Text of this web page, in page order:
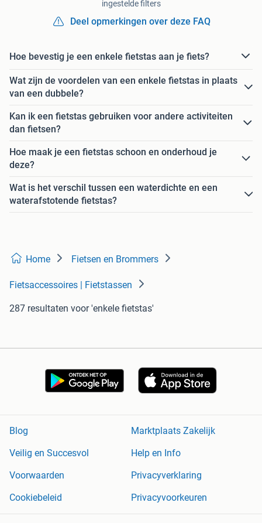
ingestelde filters
Deel opmerkingen over deze FAQ
Hoe bevestig je een enkele fietstas aan je fiets?
Wat zijn de voordelen van een enkele fietstas in plaats
van een dubbele?
Kan ik een fietstas gebruiken voor andere activiteiten
dan fietsen?
Hoe maak je een fietstas schoon en onderhoud je
deze?
Wat is het verschil tussen een waterdichte en een
waterafstotende fietstas?
Home Fietsen en Brommers
Fietsaccessoires | Fietstassen
287 resultaten voor 'enkele fietstas'
Blog
Marktplaats Zakelijk
Veilig en Succesvol
Help en Info
Voorwaarden
Privacyverklaring
Cookiebeleid
Privacyvoorkeuren